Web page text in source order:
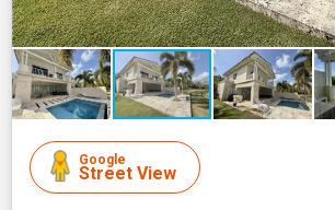
Google
Street View